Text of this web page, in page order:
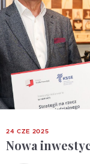
24 CZE 2025
Nowa